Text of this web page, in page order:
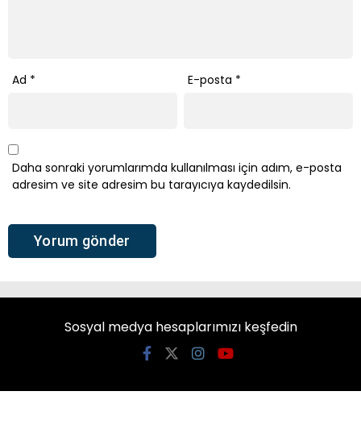
Ad * E-posta *
Daha sonraki yorumlarımda kullanılması için adım, e-posta
adresim ve site adresim bu tarayıcıya kaydedilsin.
Sosyal medya hesaplarımızı keşfedin